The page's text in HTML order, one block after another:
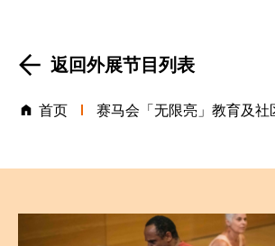
返回外展节目列表
首页 赛马会「无限亮」教育及社